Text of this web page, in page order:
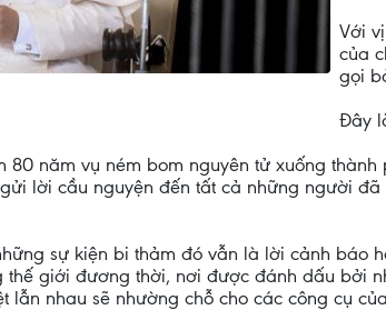
Với
của
gọi
Đây
80 năm vụ ném bom nguyên tử xuống
lời cầu nguyện đến tất cả những người
sự kiện bi thảm đó vẫn là lời cảnh báo
thế giới đương thời, nơi được đánh dấu
lẫn nhau sẽ nhường chỗ cho các công cụ